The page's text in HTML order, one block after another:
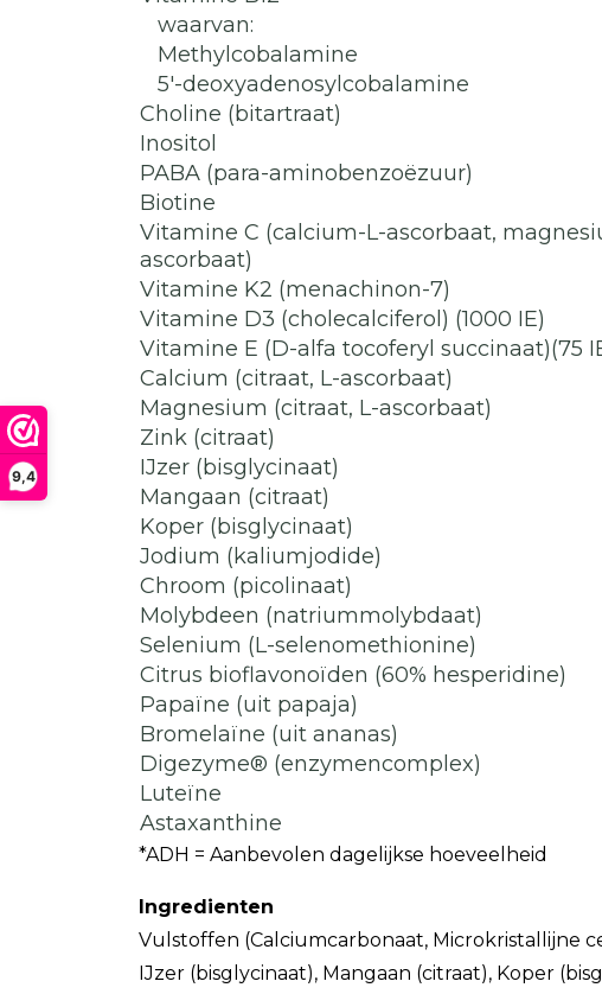
9,4
waarvan:
Methylcobalamine
5'-deoxyadenosylcobalamine
Choline (bitartraat)
Inositol
PABA (para-aminobenzoëzuur)
Biotine
Vitamine C (calcium-L-ascorbaat,
ascorbaat)
Vitamine K2 (menachinon-7)
Vitamine D3 (cholecalciferol) (1000 IE)
Vitamine E (D-alfa tocoferyl succinaat)(75
Calcium (citraat, L-ascorbaat)
Magnesium (citraat, L-ascorbaat)
Zink (citraat)
IJzer (bisglycinaat)
Mangaan (citraat)
Koper (bisglycinaat)
Jodium (kaliumjodide)
Chroom (picolinaat)
Molybdeen (natriummolybdaat)
Selenium (L-selenomethionine)
Citrus bioflavonoïden (60% hesperidine)
Papaïne (uit papaja)
Bromelaïne (uit ananas)
Digezyme® (enzymencomplex)
Luteïne
Astaxanthine
*ADH = Aanbevolen dagelijkse hoeveelheid
Ingredienten
Vulstoffen (Calciumcarbonaat, Microkristallijne
IJzer (bisglycinaat), Mangaan (citraat), Koper